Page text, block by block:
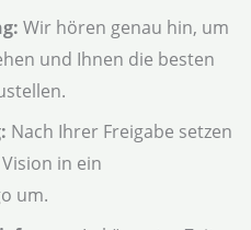
Wir hören genau hin, um
und Ihnen die besten
Nach Ihrer Freigabe setzen
in ein
um.